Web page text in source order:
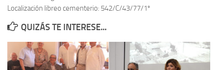
Memoria Histórica
Investigación previa de la represión en Talavera de la Reina (1937-
1947).
Localización libreo cementerio: 542/C/43/77/1º
QUIZÁS TE INTERESE...